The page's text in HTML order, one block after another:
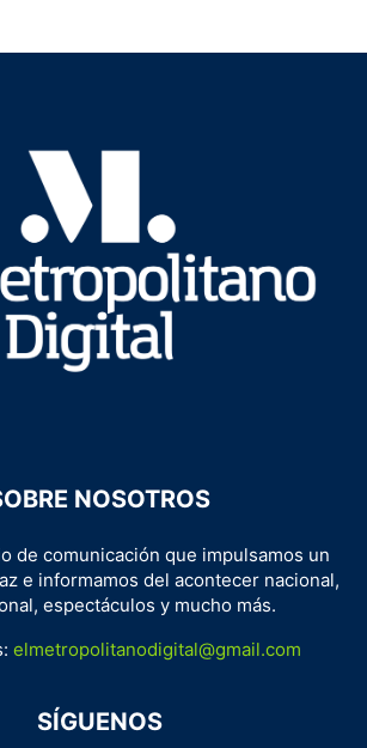
NOSOTROS
de comunicación que impulsamos un
e informamos del acontecer nacional,
espectáculos y mucho más.
elmetropolitanodigital@gmail.com
SÍGUENOS